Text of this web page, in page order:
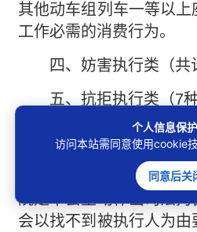
其他动车组列车一等以上
工作必需的消费行为。
四、妨害执行类（共
五、抗拒执行类（7种
需要补充说明的是，
述四、五两大类的情形
留，在此不作赘述。而一
院是不会主动作出司法
会以找不到被执行人为
个人信息保
访问本站需同意使用cookie
同意后关